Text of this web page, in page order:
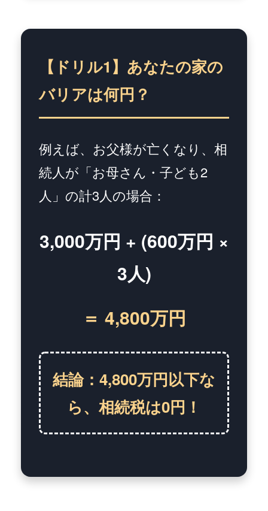
【ドリル1】あなたの家の
バリアは何円？
例えば、お父様が亡くなり、相
続人が「お母さん・子ども2
人」の計3人の場合：
3,000万円 + (600万円 ×
3人)
＝ 4,800万円
結論：4,800万円以下な
ら、相続税は0円！